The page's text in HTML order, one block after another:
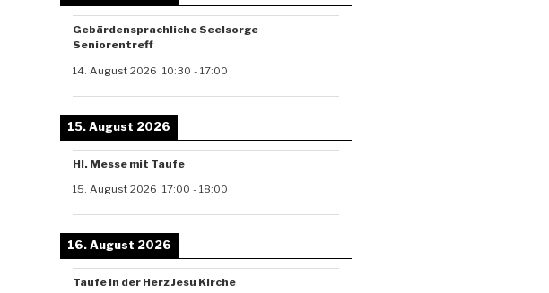
Gebärdensprachliche Seelsorge
Seniorentreff
14. August 2026 10:30 - 17:00
15. August 2026
Hl. Messe mit Taufe
15. August 2026 17:00 - 18:00
16. August 2026
Taufe in der Herz Jesu Kirche